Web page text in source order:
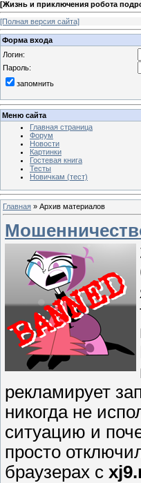
[Жизнь и приключения робота
[Полная версия сайта]
Форма входа
Логин:
Пароль:
запомнить
Меню сайта
Главная страница
Форум
Новости
Картинки
Гостевая книга
Тесты
Новичкам (тест)
Главная » Архив материалов
рекламирует
никогда не
ситуацию и
просто
браузерах с